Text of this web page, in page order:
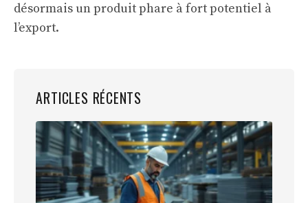
désormais un produit phare à fort potentiel à
l’export.
ARTICLES RÉCENTS